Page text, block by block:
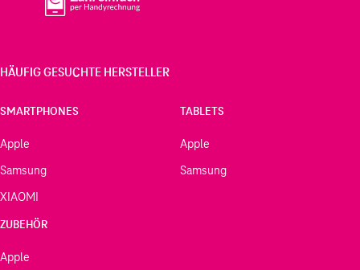
HÄUFIG GESUCHTE HERSTELLER
SMARTPHONES
Apple
Samsung
XIAOMI
TABLETS
Apple
Samsung
ZUBEHÖR
Apple